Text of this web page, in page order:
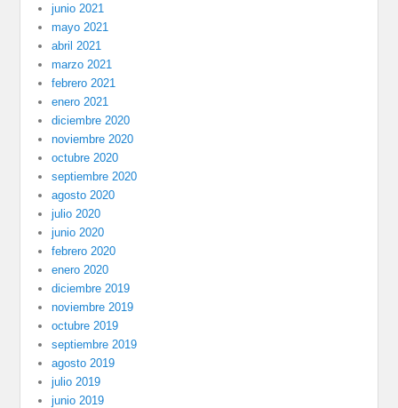
junio 2021
mayo 2021
abril 2021
marzo 2021
febrero 2021
enero 2021
diciembre 2020
noviembre 2020
octubre 2020
septiembre 2020
agosto 2020
julio 2020
junio 2020
febrero 2020
enero 2020
diciembre 2019
noviembre 2019
octubre 2019
septiembre 2019
agosto 2019
julio 2019
junio 2019